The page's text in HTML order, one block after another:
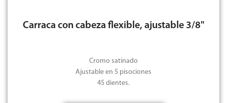
Carraca con cabeza flexible, ajustable 3/8"
Cromo satinado
Ajustable en 5 pisociones
45 dientes.